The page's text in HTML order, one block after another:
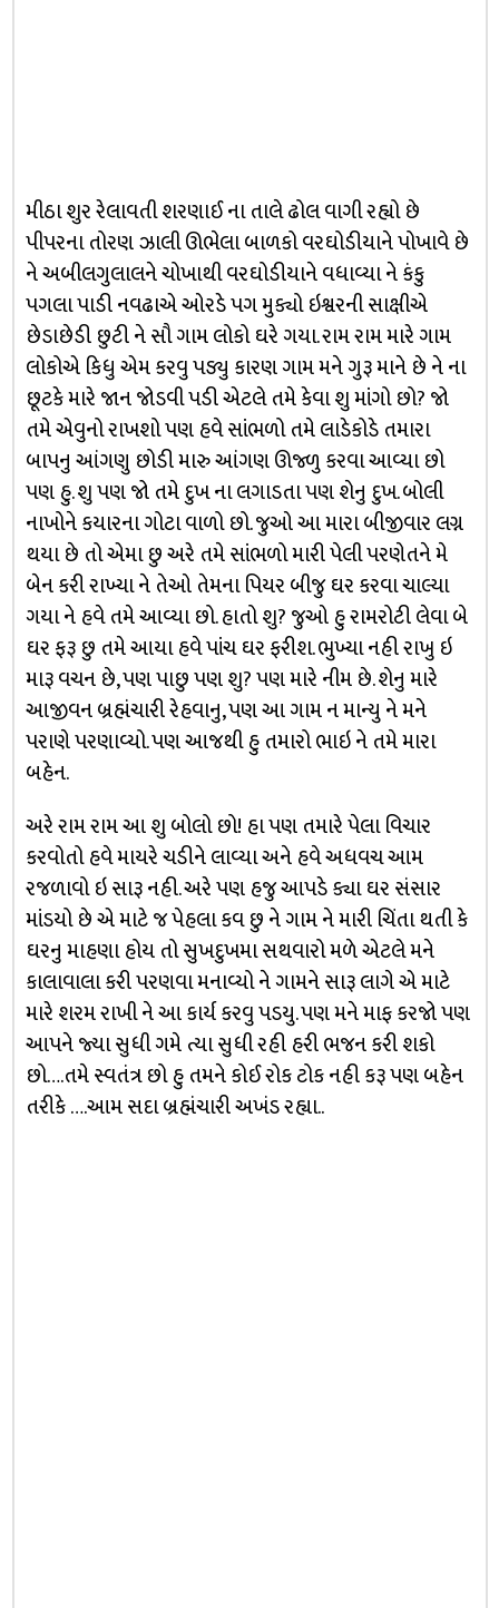
મીઠા શુર રેલાવતી શરણાઈ ના તાલે ઢોલ વાગી રહ્યો છે
પીપરના તોરણ ઝાલી ઊભેલા બાળકો વરઘોડીયાને પોખાવે છે
ને અબીલગુલાલને ચોખાથી વરઘોડીયાને વધાવ્યા ને કંકુ
પગલા પાડી નવઢાએ ઓરડે પગ મુક્યો ઇશ્વરની સાક્ષીએ
છેડાછેડી છુટી ને સૌ ગામ લોકો ઘરે ગયા. રામ રામ મારે ગામ
લોકોએ કિધુ એમ કરવુ પડ્યુ કારણ ગામ મને ગુરૂ માને છે ને ના
છૂટકે મારે જાન જોડવી પડી એટલે તમે કેવા શુ માંગો છો? જો
તમે એવુનો રાખશો પણ હવે સાંભળો તમે લાડેકોડે તમારા
બાપનુ આંગણુ છોડી મારુ આંગણ ઊજ્ળુ કરવા આવ્યા છો
પણ હુ. શુ પણ જો તમે દુખ ના લગાડતા પણ શેનુ દુખ. બોલી
નાખોને કયારના ગોટા વાળો છો. જુઓ આ મારા બીજીવાર લગ્ન
થયા છે તો એમા છુ અરે તમે સાંભળો મારી પેલી પરણેતને મે
બેન કરી રાખ્યા ને તેઓ તેમના પિયર બીજુ ઘર કરવા ચાલ્યા
ગયા ને હવે તમે આવ્યા છો. હાતો શુ? જુઓ હુ રામરોટી લેવા બે
ઘર ફરૂ છુ તમે આયા હવે પાંચ ઘર ફરીશ. ભુખ્યા નહી રાખુ ઇ
મારૂ વચન છે, પણ પાછુ પણ શુ? પણ મારે નીમ છે. શેનુ મારે
આજીવન બ્રહ્મંચારી રેહવાનુ, પણ આ ગામ ન માન્યુ ને મને
પરાણે પરણાવ્યો. પણ આજથી હુ તમારો ભાઇ ને તમે મારા
બહેન.
અરે રામ રામ આ શુ બોલો છો! હા પણ તમારે પેલા વિચાર
કરવોતો હવે માયરે ચડીને લાવ્યા અને હવે અધવચ આમ
રજળાવો ઇ સારૂ નહી. અરે પણ હજુ આપડે ક્યા ઘર સંસાર
માંડયો છે એ માટે જ પેહલા કવ છુ ને ગામ ને મારી ચિંતા થતી કે
ઘરનુ માહણા હોય તો સુખદુખમા સથવારો મળે એટલે મને
કાલાવાલા કરી પરણવા મનાવ્યો ને ગામને સારૂ લાગે એ માટે
મારે શરમ રાખી ને આ કાર્ય કરવુ પડયુ. પણ મને માફ કરજો પણ
આપને જ્યા સુધી ગમે ત્યા સુધી રહી હરી ભજન કરી શકો
છો….તમે સ્વતંત્ર છો હુ તમને કોઈ રોક ટોક નહી કરૂ પણ બહેન
તરીકે ….આમ સદા બ્રહ્મંચારી અખંડ રહ્યા..